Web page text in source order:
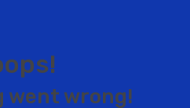
ops!
went wrong!